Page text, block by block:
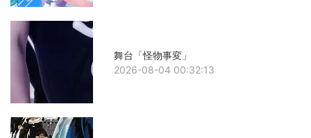
舞台「怪物事変」
2026-08-04 00:32:13